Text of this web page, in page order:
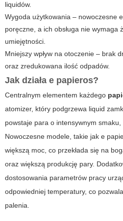
liquidów.
Wygoda użytkowania – nowoczesne
poręczne, a ich obsługa nie wymaga
umiejętności.
Mniejszy wpływ na otoczenie – brak
oraz zredukowana ilość odpadów.
Jak działa e papieros?
Centralnym elementem każdego
atomizer, który podgrzewa liquid
powstaje para o intensywnym
Nowoczesne modele, takie jak e
większą moc, co przekłada się na
oraz większą produkcję pary.
dostosowania parametrów pracy
odpowiedniej temperatury, co
palenia.